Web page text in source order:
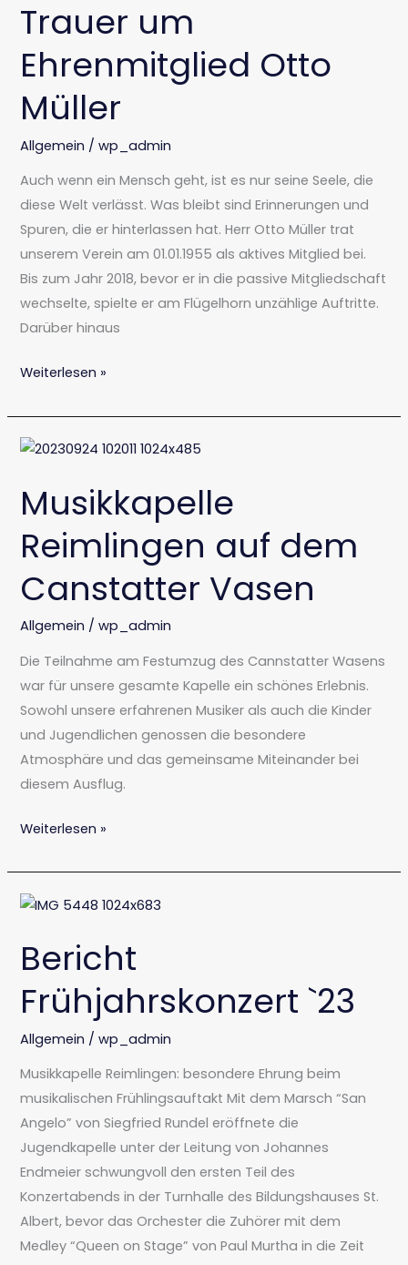
Trauer um
Ehrenmitglied Otto
Müller
Allgemein /wp_admin
Auch wenn ein Mensch geht, ist es nur seine Seele, die
diese Welt verlässt. Was bleibt sind Erinnerungen und
Spuren, die er hinterlassen hat. Herr Otto Müller trat
unserem Verein am 01.01.1955 als aktives Mitglied bei.
Bis zum Jahr 2018, bevor er in die passive Mitgliedschaft
wechselte, spielte er am Flügelhorn unzählige Auftritte.
Darüber hinaus
Ehrenmitglied Otto
Weiterlesen »
Musikkapelle
Reimlingen auf dem
Canstatter Vasen
Allgemein /wp_admin
Die Teilnahme am Festumzug des Cannstatter Wasens
war für unsere gesamte Kapelle ein schönes Erlebnis.
Sowohl unsere erfahrenen Musiker als auch die Kinder
und Jugendlichen genossen die besondere
Atmosphäre und das gemeinsame Miteinander bei
diesem Ausflug.
Musikkapelle
auf
Canstatter
Weiterlesen »
Bericht
Frühjahrskonzert `23
Allgemein /wp_admin
Musikkapelle Reimlingen: besondere Ehrung beim
musikalischen Frühlingsauftakt Mit dem Marsch “San
Angelo” von Siegfried Rundel eröffnete die
Jugendkapelle unter der Leitung von Johannes
Endmeier schwungvoll den ersten Teil des
Konzertabends in der Turnhalle des Bildungshauses St.
Albert, bevor das Orchester die Zuhörer mit dem
Medley “Queen on Stage” von Paul Murtha in die Zeit
Bericht
`23